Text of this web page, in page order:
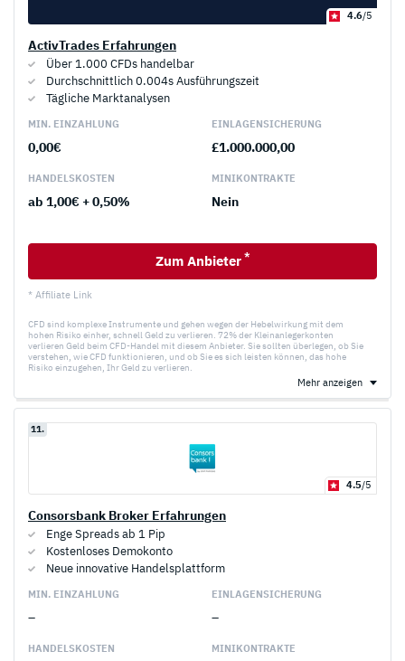
4.6/5
ActivTrades Erfahrungen
Über 1.000 CFDs handelbar
Durchschnittlich 0.004s Ausführungszeit
Tägliche Marktanalysen
MIN. EINZAHLUNG
0,00€
EINLAGEN­SICHERUNG
£1.000.000,00
HANDELS­KOSTEN
ab 1,00€ + 0,50%
MINI­KONTRAKTE
Nein
Zum Anbieter *
* Affiliate Link
CFD sind komplexe Instrumente und gehen wegen der Hebelwirkung mit dem
hohen Risiko einher, schnell Geld zu verlieren. 72% der Kleinanlegerkonten
verlieren Geld beim CFD-Handel mit diesem Anbieter. Sie sollten überlegen, ob Sie
verstehen, wie CFD funktionieren, und ob Sie es sich leisten können, das hohe
Risiko einzugehen, Ihr Geld zu verlieren.
Mehr anzeigen
11.
4.5/5
Consorsbank Broker Erfahrungen
Enge Spreads ab 1 Pip
Kostenloses Demokonto
Neue innovative Handelsplattform
MIN. EINZAHLUNG
–
EINLAGEN­SICHERUNG
–
HANDELS­KOSTEN MINI­KONTRAKTE